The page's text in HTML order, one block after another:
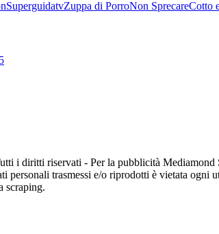
SuperguidatvZuppa di PorroNon SprecareCotto
i diritti riservati - Per la pubblicità
personali trasmessi e/o riprodotti è vietata ogni
scraping.